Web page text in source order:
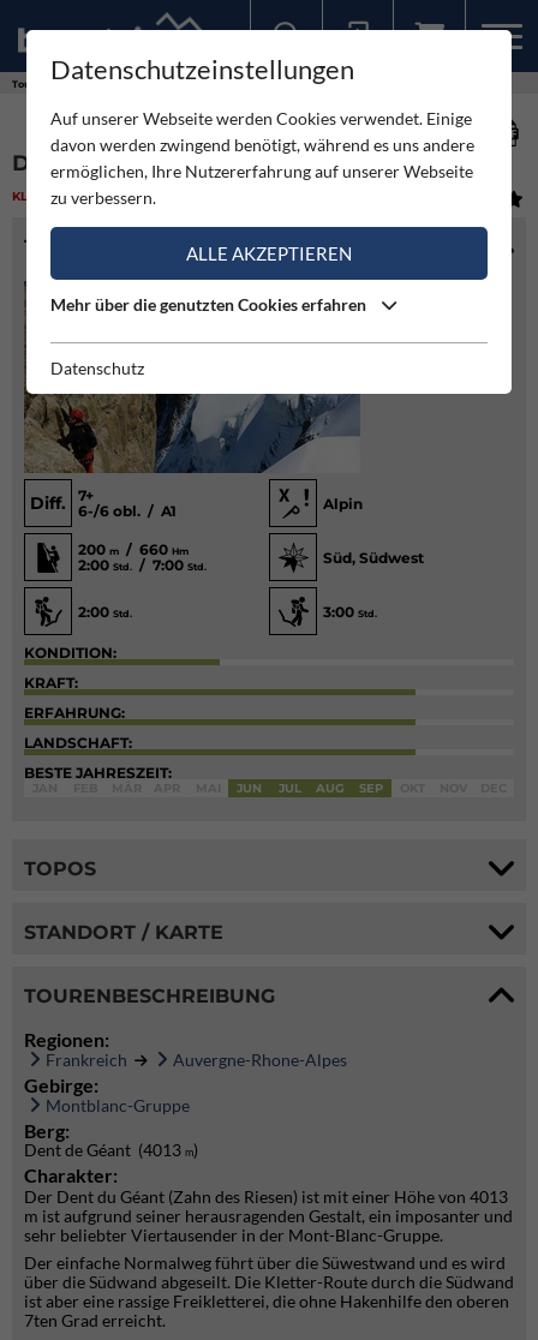
Touren
DENT DU GÉANT - SÜDWAND
KLETTERN MITTEL
TOURENINFO
Diff.
7+
6-/6 obl. / A1
Alpin
200 m / 660 Hm
2:00 Std. / 7:00 Std.
Süd, Südwest
2:00 Std. 3:00 Std.
KONDITION:
KRAFT:
ERFAHRUNG:
LANDSCHAFT:
BESTE JAHRESZEIT:
JUN JUL AUG SEP
TOPOS
STANDORT / KARTE
TOURENBESCHREIBUNG
Regionen:
Frankreich Auvergne-Rhone-Alpes
Gebirge:
Montblanc-Gruppe
Berg:
Dent de Géant (4013 m)
Charakter:
Der Dent du Géant (Zahn des Riesen) ist mit einer Höhe von 4013
m ist aufgrund seiner herausragenden Gestalt, ein imposanter und
sehr beliebter Viertausender in der Mont-Blanc-Gruppe.
Der einfache Normalweg führt über die Süwestwand und es wird
über die Südwand abgeseilt. Die Kletter-Route durch die Südwand
ist aber eine rassige Freikletterei, die ohne Hakenhilfe den oberen
7ten Grad erreicht.
Datenschutzeinstellungen
Auf unserer Webseite werden Cookies verwendet. Einige
davon werden zwingend benötigt, während es uns andere
ermöglichen, Ihre Nutzererfahrung auf unserer Webseite
zu verbessern.
ALLE AKZEPTIEREN
Mehr über die genutzten Cookies erfahren
Datenschutz